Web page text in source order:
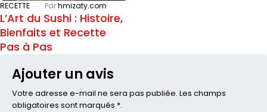
RECETTE Parhmizaty.com
L’Art du Sushi : Histoire,
Bienfaits et Recette
Pas à Pas
Ajouter un avis
Votre adresse e-mail ne sera pas publiée. Les champs
obligatoires sont marqués *.